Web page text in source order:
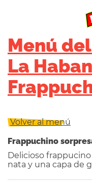
Menú
La
Volver al menú
Frappuchino
Delicioso
nata y una capa de